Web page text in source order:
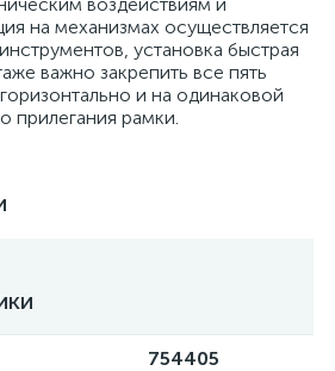
на механизмах осуществляется
установка быстрая
важно закрепить все пять
и на одинаковой
прилегания рамки.
754405